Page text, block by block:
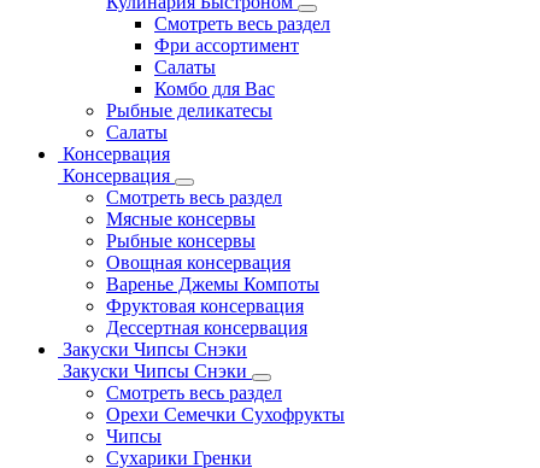
Смотреть весь раздел
Фри ассортимент
Салаты
Комбо для Вас
Рыбные деликатесы
Салаты
Консервация
Консервация
Смотреть весь раздел
Мясные консервы
Рыбные консервы
Овощная консервация
Варенье Джемы Компоты
Фруктовая консервация
Дессертная консервация
Закуски Чипсы Снэки
Закуски Чипсы Снэки
Смотреть весь раздел
Орехи Семечки Сухофрукты
Чипсы
Сухарики Гренки